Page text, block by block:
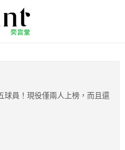
的歷史前五球
人上榜，而且
球員！現役僅兩人上榜，而且還